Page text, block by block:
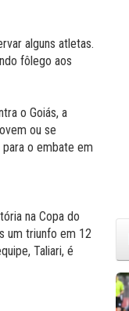
alguns atletas.
fôlego aos
o Goiás, a
ou se
o embate em
na Copa do
um triunfo em 12
Taliari, é